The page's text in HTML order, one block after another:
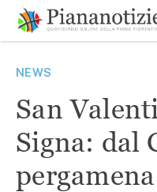
contenuto
SEARCH
NEWS
San
Signa: dal